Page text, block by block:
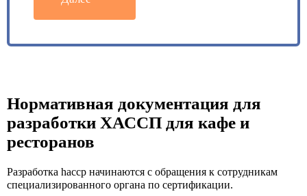
Нормативная документация для
разработки ХАССП для кафе и
ресторанов
Разработка haccp начинаются с обращения к сотрудникам
специализированного органа по сертификации.